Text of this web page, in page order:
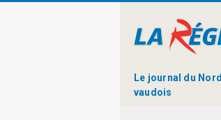
Le journal du Nord
vaudois